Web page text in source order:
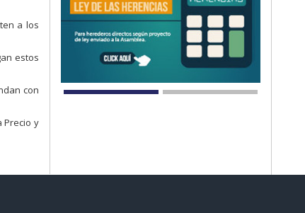
n a los
estos
con
Precio y